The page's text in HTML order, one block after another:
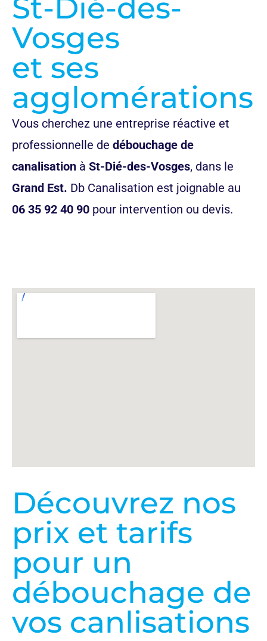
St-Dié-des-
Vosges
et ses
agglomérations
Vous cherchez une entreprise réactive et
professionnelle de débouchage de
canalisation à St-Dié-des-Vosges, dans le
Grand Est. Db Canalisation est joignable au
06 35 92 40 90 pour intervention ou devis.
Découvrez nos
prix et tarifs
pour un
débouchage de
vos canlisations